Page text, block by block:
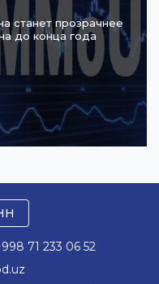
станет прозрачнее
до конца года
71 233 06 52